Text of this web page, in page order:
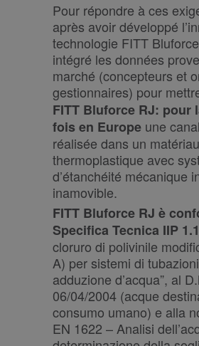
Pour répondre à ces
après avoir développé
technologie FITT
intégré les données
marché (concepteurs et
gestionnaires) pour
FITT Bluforce RJ: pour
fois en Europe une
réalisée dans un matériau
thermoplastique avec
d’étanchéité mécanique
inamovible.
FITT Bluforce RJ è
Specifica Tecnica IIP
cloruro di polivinile
A) per sistemi di
adduzione d’acqua”, al
06/04/2004 (acque
consumo umano) e alla
EN 1622 – Analisi